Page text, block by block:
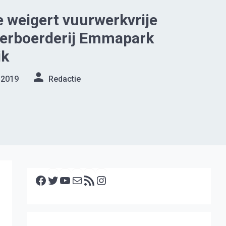
weigert vuurwerkvrije
Emmapark
Redactie
Facebook Twitter YouTube E-mail RSS feed